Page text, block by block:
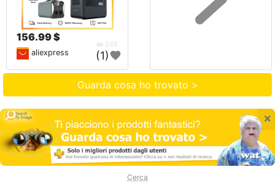
156.99 $
249
aliexpress (1)
Guarda cosa ho trovato >
×
Cerca